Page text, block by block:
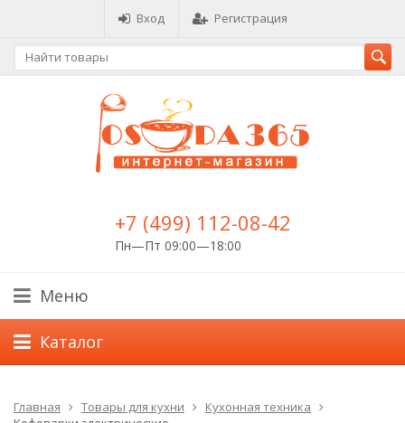
Вход Регистрация
+7 (499) 112-08-42
Пн—Пт 09:00—18:00
Меню
Каталог
Главная Товары для кухни
Кухонная техника